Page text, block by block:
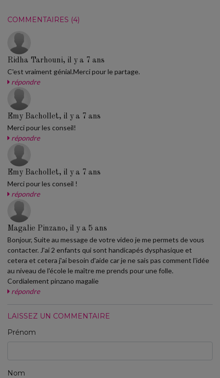
COMMENTAIRES (4)
Ridha Tarhouni, il y a 7 ans
C'est vraiment génial.Merci pour le partage.
répondre
Emy Bachollet, il y a 7 ans
Merci pour les conseil!
répondre
Emy Bachollet, il y a 7 ans
Merci pour les conseil !
répondre
Magalie Pinzano, il y a 5 ans
Bonjour, Suite au message de votre video je me permets de vous
contacter. J'ai 2 enfants qui sont handicapés dysphasique et
cetera et cetera j'ai besoin d'aide car je ne sais pas comment l'idée
au niveau de l'école le maître me prends pour une folle.
Cordialement pinzano magalie
répondre
LAISSEZ UN COMMENTAIRE
Prénom
Nom